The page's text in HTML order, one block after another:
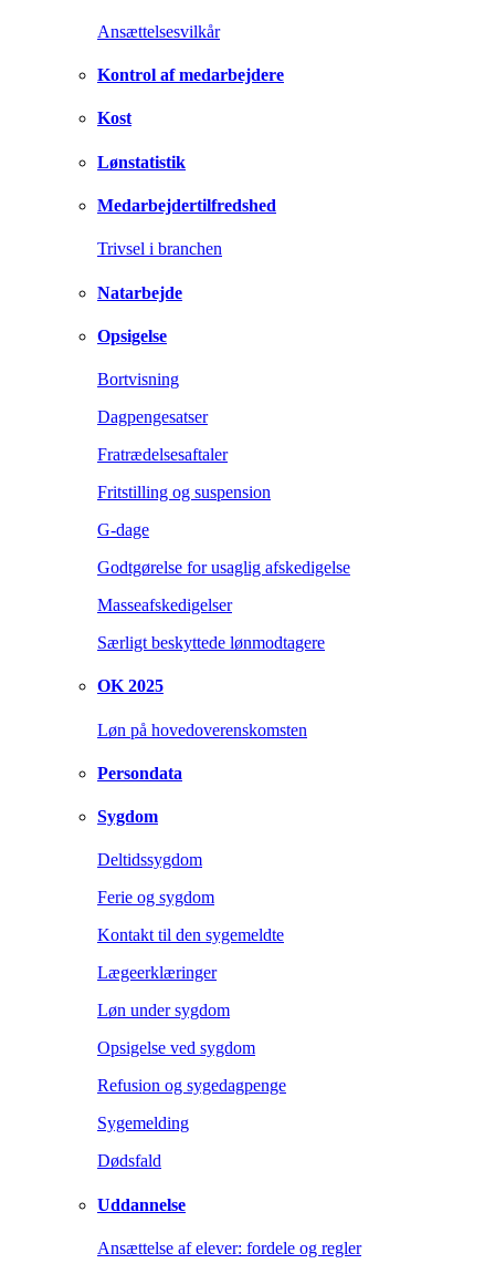
Ansættelsesvilkår
Kontrol af medarbejdere
Kost
Lønstatistik
Medarbejdertilfredshed
Trivsel i branchen
Natarbejde
Opsigelse
Bortvisning
Dagpengesatser
Fratrædelsesaftaler
Fritstilling og suspension
G-dage
Godtgørelse for usaglig afskedigelse
Masseafskedigelser
Særligt beskyttede lønmodtagere
OK 2025
Løn på hovedoverenskomsten
Persondata
Sygdom
Deltidssygdom
Ferie og sygdom
Kontakt til den sygemeldte
Lægeerklæringer
Løn under sygdom
Opsigelse ved sygdom
Refusion og sygedagpenge
Sygemelding
Dødsfald
Uddannelse
Ansættelse af elever: fordele og regler